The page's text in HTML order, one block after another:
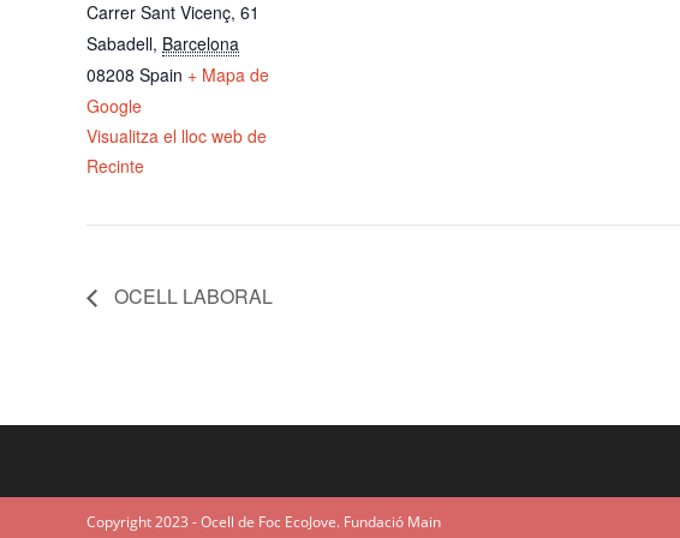
Carrer Sant Vicenç, 61
Sabadell, Barcelona
08208 Spain + Mapa de
Google
Visualitza el lloc web de
Recinte
OCELL LABORAL
Copyright 2023 - Ocell de Foc EcoJove. Fundació Main